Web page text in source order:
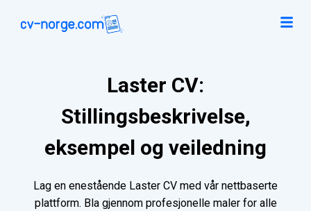
Laster CV:
Stillingsbeskrivelse,
eksempel og veiledning
Lag en enestående Laster CV med vår nettbaserte
plattform. Bla gjennom profesjonelle maler for alle